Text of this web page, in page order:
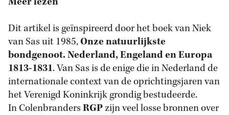
Dit artikel is geïnspireerd door het boek van Niek
van Sas uit 1985,Onze natuurlijkste
bondgenoot. Nederland, Engeland en Europa
1813-1831. Van Sas is de enige die in Nederland de
internationale context van de oprichtingsjaren van
het Verenigd Koninkrijk grondig bestudeerde.
In ColenbrandersRGPzijn veel losse bronnen over